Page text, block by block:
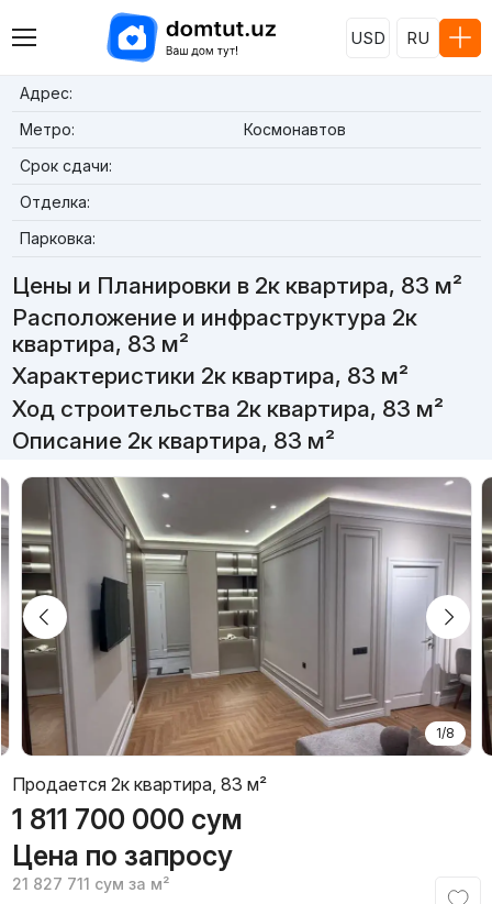
USD RU
Адрес:
Метро:
Космонавтов
Срок сдачи:
Отделка:
Парковка:
Цены и Планировки в 2к квартира, 83 м²
Расположение и инфраструктура 2к
квартира, 83 м²
Характеристики 2к квартира, 83 м²
Ход строительства 2к квартира, 83 м²
Описание 2к квартира, 83 м²
1/8
Продается 2к квартира, 83 м²
1 811 700 000 сум
Цена по запросу
21 827 711 сум за м²